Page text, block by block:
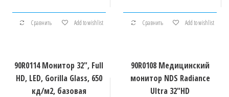
Сравнить Add to wishlist Сравнить Add to wishlist
90R0114 Монитор 32″, Full
HD, LED, Gorilla Glass, 650
кд/м2, базовая
90R0108 Медицинский
монитор NDS Radiance
Ultra 32″HD